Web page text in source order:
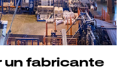
un fabricante